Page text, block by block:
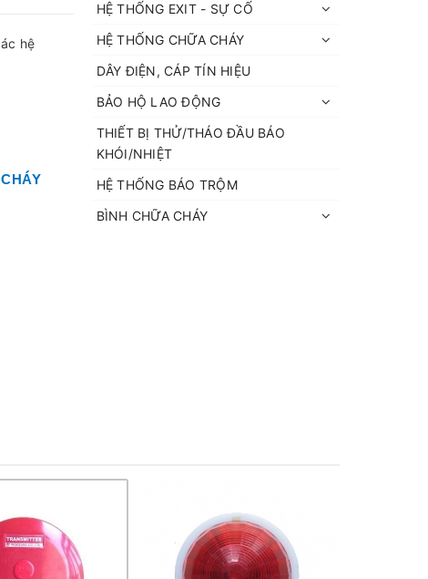
hệ
HỆ THỐNG EXIT - SỰ CỐ
HỆ THỐNG CHỮA CHÁY
DÂY ĐIỆN, CÁP TÍN HIỆU
BẢO HỘ LAO ĐỘNG
THIẾT BỊ THỬ/THÁO ĐẦU BÁO
KHÓI/NHIỆT
HỆ THỐNG BÁO TRỘM
BÌNH CHỮA CHÁY